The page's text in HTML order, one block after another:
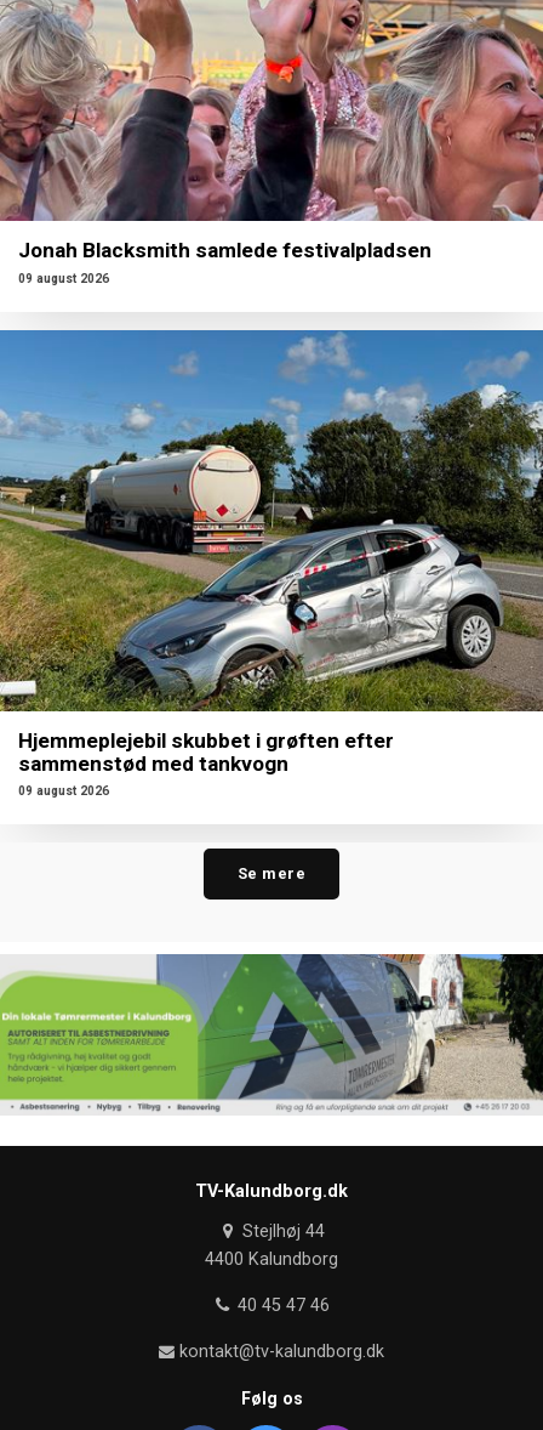
Jonah Blacksmith samlede festivalpladsen
09 august 2026
Hjemmeplejebil skubbet i grøften efter
sammenstød med tankvogn
09 august 2026
Se mere
TV-Kalundborg.dk
Stejlhøj 44
4400 Kalundborg
40 45 47 46
kontakt@tv-kalundborg.dk
Følg os